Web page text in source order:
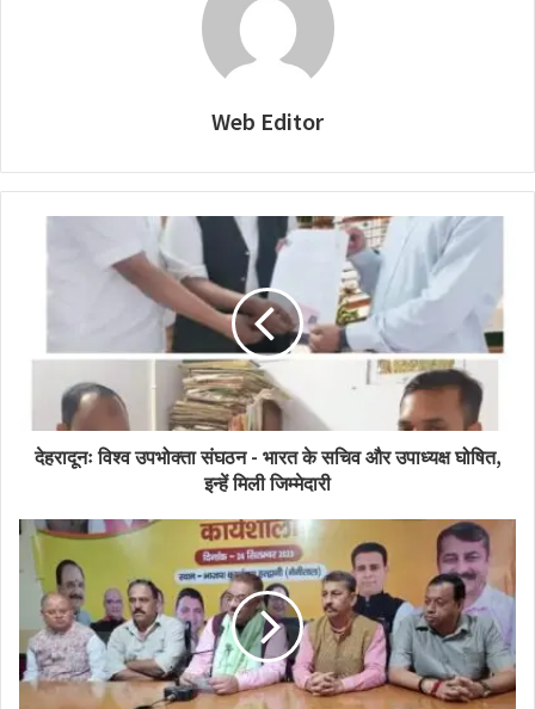
Web Editor
देहरादूनः विश्व उपभोक्ता संघठन - भारत के सचिव और उपाध्यक्ष घोषित,
इन्हें मिली जिम्मेदारी